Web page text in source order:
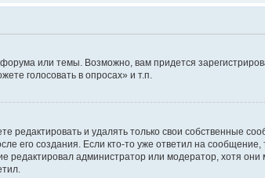
или темы. Возможно, вам придется
голосовать в опросах» и т.п.
и удалять только свои собственные
его создания. Если кто-то уже ответил на
администратор или модератор, хотя